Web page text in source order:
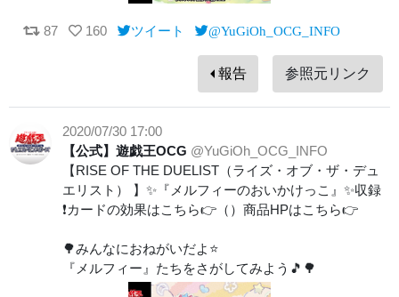
87 160 ツイート @YuGiOh_OCG_INFO
報告 参照元リンク
2020/07/30 17:00
【公式】遊戯王OCG @YuGiOh_OCG_INFO
【RISE OF THE DUELIST（ライズ・オブ・ザ・デュ
エリスト） 】✨『メルフィーのおいかけっこ』✨収録
❗️カードの効果はこちら👉（）商品HPはこちら👉
🌳みんなにおねがいだよ⭐️
『メルフィー』たちをさがしてみよう🎵🌳